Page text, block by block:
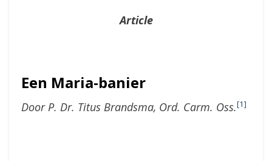
Article
Een Maria-banier
Door P. Dr. Titus Brandsma, Ord. Carm. Oss.[1]